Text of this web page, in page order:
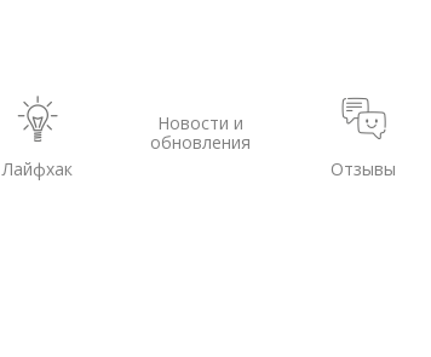
Лайфхак
Новости и
обновления
Отзывы